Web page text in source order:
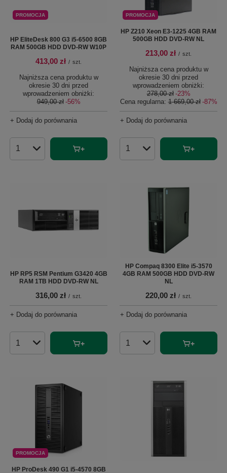
PROMOCJA
HP EliteDesk 800 G3 i5-6500 8GB
RAM 500GB HDD DVD-RW W10P
413,00 zł / szt.
Najniższa cena produktu w
okresie 30 dni przed
wprowadzeniem obniżki:
949,00 zł -56%
+ Dodaj do porównania
Ilość produktów
PROMOCJA
HP Z210 Xeon E3-1225 4GB RAM
500GB HDD DVD-RW NL
213,00 zł / szt.
Najniższa cena produktu w
okresie 30 dni przed
wprowadzeniem obniżki:
278,00 zł -23%
Cena regularna:1 669,00 zł -87%
+ Dodaj do porównania
Ilość produktów
HP RP5 RSM Pentium G3420 4GB
RAM 1TB HDD DVD-RW NL
316,00 zł / szt.
+ Dodaj do porównania
Ilość produktów
HP Compaq 8300 Elite i5-3570
4GB RAM 500GB HDD DVD-RW
NL
220,00 zł / szt.
+ Dodaj do porównania
Ilość produktów
PROMOCJA
HP ProDesk 490 G1 i5-4570 8GB